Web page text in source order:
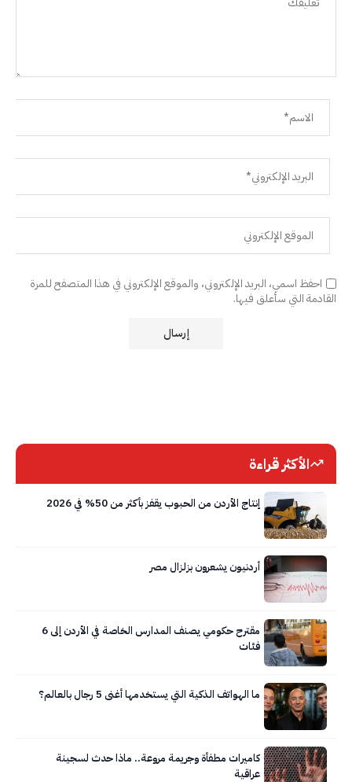
احفظ اسمي، البريد الإلكتروني، والموقع الإلكتروني في هذا المتصفح للمرة
القادمة التي سأعلق فيها.
الأكثر قراءة
إنتاج الأردن من الحبوب يقفز بأكثر من 50% في 2026
أردنيون يشعرون بزلزال مصر
مقترح حكومي يصنف المدارس الخاصة في الأردن إلى 6
فئات
ما الهواتف الذكية التي يستخدمها أغنى 5 رجال بالعالم؟
كاميرات مطفأة وجريمة مروعة.. ماذا حدث لسجينة
عراقية